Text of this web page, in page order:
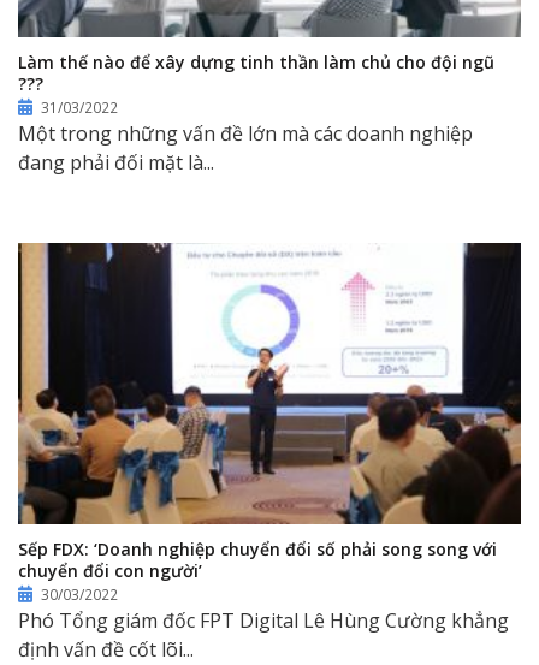
Làm thế nào để xây dựng tinh thần làm chủ cho đội ngũ
???
31/03/2022
Một trong những vấn đề lớn mà các doanh nghiệp
đang phải đối mặt là...
Sếp FDX: ‘Doanh nghiệp chuyển đổi số phải song song với
chuyển đổi con người’
30/03/2022
Phó Tổng giám đốc FPT Digital Lê Hùng Cường khẳng
định vấn đề cốt lõi...